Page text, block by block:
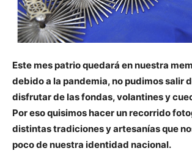
Este mes patrio quedará en nuestra
debido a la pandemia, no pudimos salir
disfrutar de las fondas, volantines y
Por eso quisimos hacer un recorrido
distintas tradiciones y artesanías que
poco de nuestra identidad nacional.